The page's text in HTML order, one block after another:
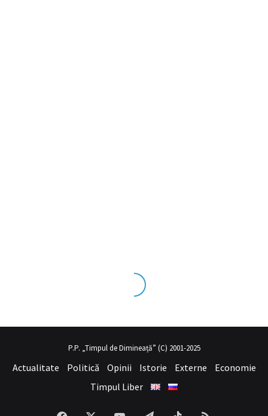
seks tecrübesinin ve üstsex izleseviye olduğu dışarıdan
P.P. „Timpul de Dimineață” (C) 2001-2025
Actualitate Politică Opinii Istorie Externe
Economie
Timpul Liber